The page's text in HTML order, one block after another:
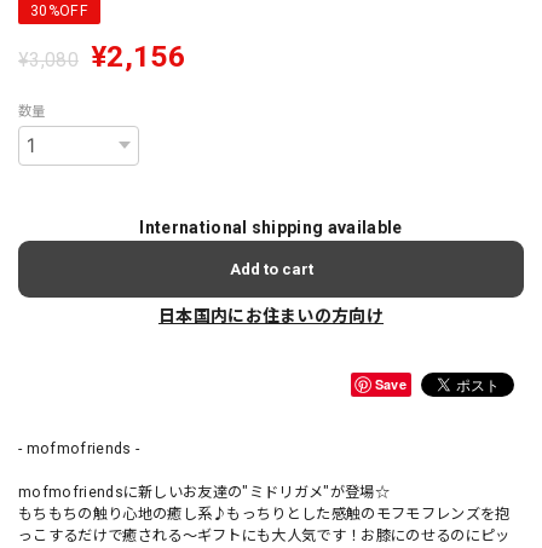
30%OFF
¥3,080 ¥2,156
数量
International shipping available
Add to cart
日本国内にお住まいの方向け
Save
- mofmofriends -
mofmofriendsに新しいお友達の"ミドリガメ"が登場☆
もちもちの触り心地の癒し系♪もっちりとした感触のモフモフレンズを抱
っこするだけで癒される〜ギフトにも大人気です！お膝にのせるのにピッ